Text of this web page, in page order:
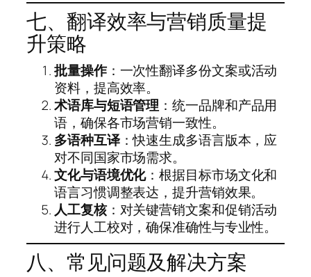
七、翻译效率与营销质量提
升策略
批量操作：一次性翻译多份文案或活动
资料，提高效率。
术语库与短语管理 ：统一品牌和产品用
语，确保各市场营销一致性。
多语种互译：快速生成多语言版本，应
对不同国家市场需求。
文化与语境优化：根据目标市场文化和
语言习惯调整表达，提升营销效果。
人工复核：对关键营销文案和促销活动
进行人工校对，确保准确性与专业性。
八、常见问题及解决方案